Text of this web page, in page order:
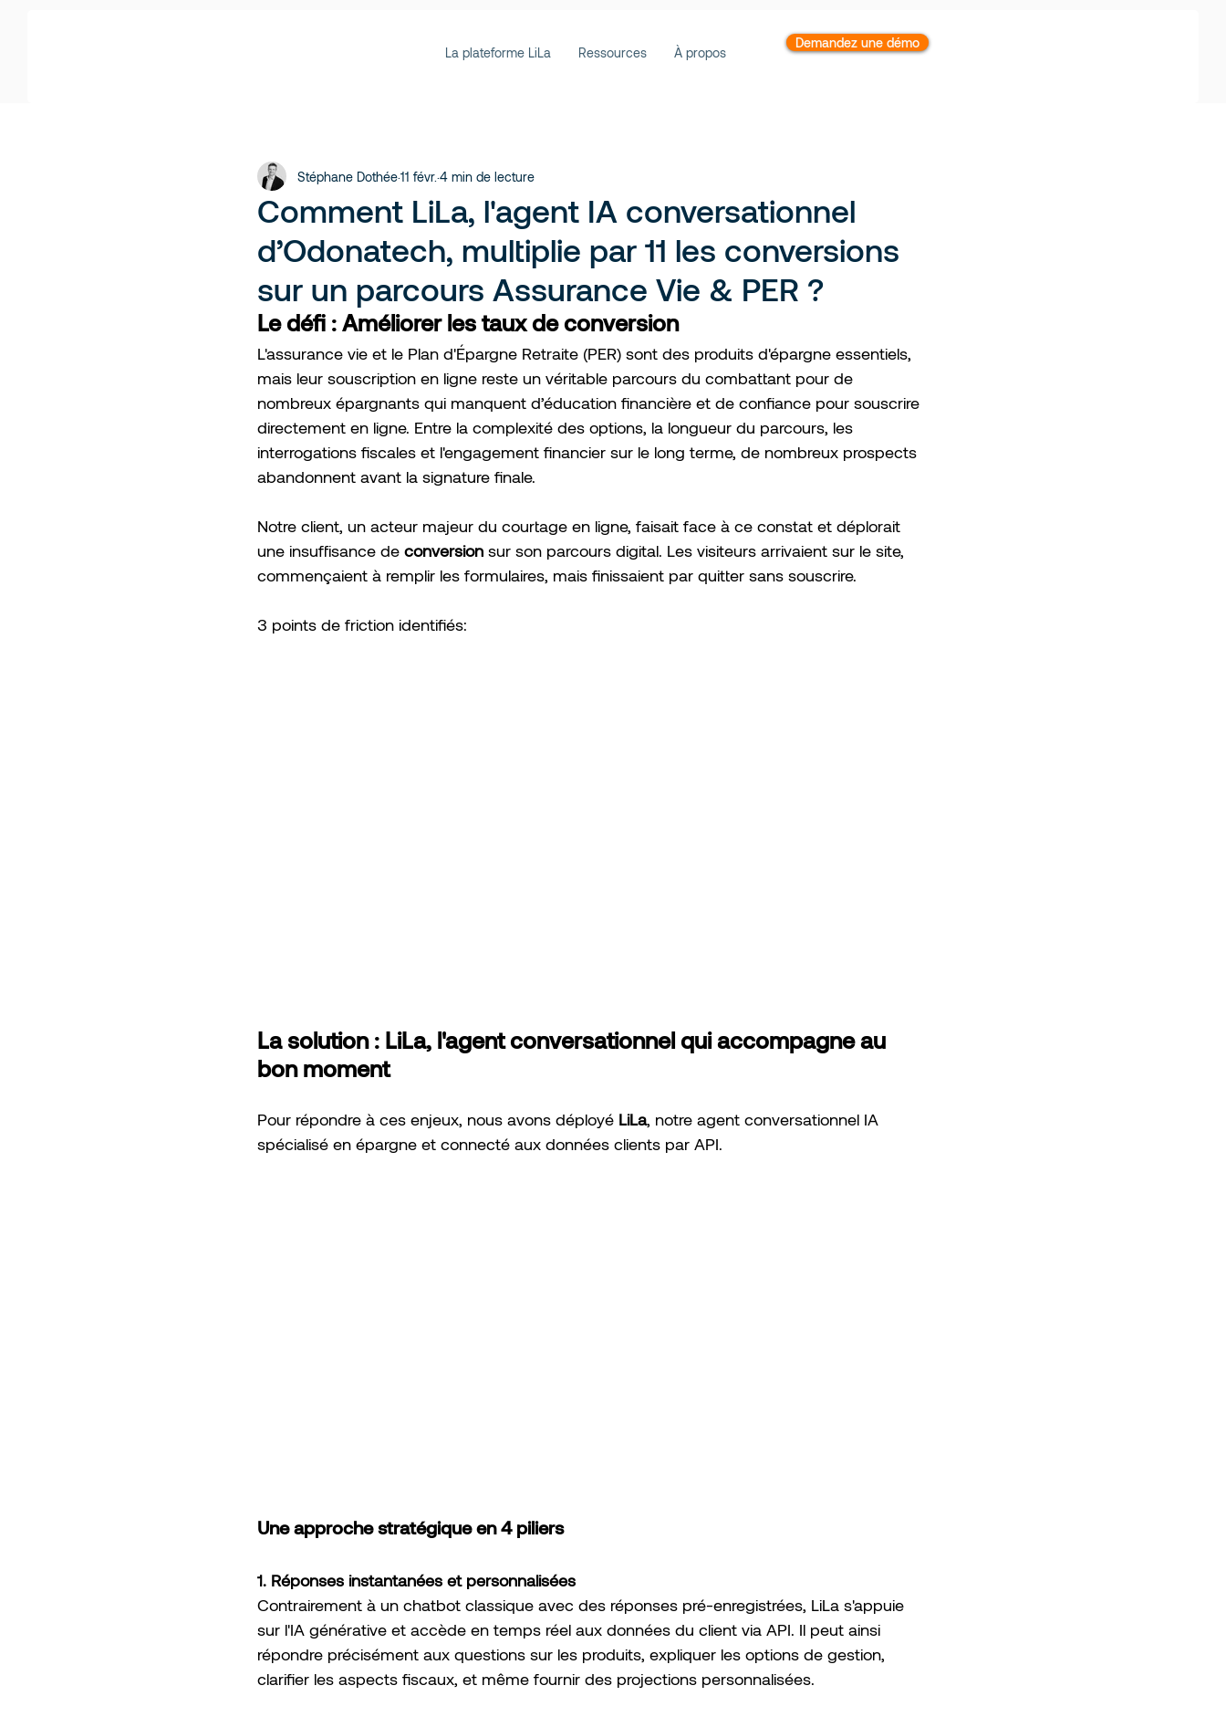
La plateforme LiLa Ressources À propos
Demandez une démo
Comment LiLa, l'agent IA conversationnel
d’Odonatech, multiplie par 11 les conversions
sur un parcours Assurance Vie & PER ?
Stéphane Dothée11 févr. 4 min de lecture
Le défi : Améliorer les taux de conversion
L'assurance vie et le Plan d'Épargne Retraite (PER) sont des produits d'épargne essentiels,
mais leur souscription en ligne reste un véritable parcours du combattant pour de
nombreux épargnants qui manquent d’éducation financière et de confiance pour souscrire
directement en ligne. Entre la complexité des options, la longueur du parcours, les
interrogations fiscales et l'engagement financier sur le long terme, de nombreux prospects
abandonnent avant la signature finale.
Notre client, un acteur majeur du courtage en ligne, faisait face à ce constat et déplorait
une insuffisance de conversion sur son parcours digital. Les visiteurs arrivaient sur le site,
commençaient à remplir les formulaires, mais finissaient par quitter sans souscrire.
3 points de friction identifiés:
La solution : LiLa, l'agent conversationnel qui accompagne au
bon moment
Pour répondre à ces enjeux, nous avons déployé LiLa, notre agent conversationnel IA
spécialisé en épargne et connecté aux données clients par API.
Une approche stratégique en 4 piliers
1. Réponses instantanées et personnalisées
Contrairement à un chatbot classique avec des réponses pré-enregistrées, LiLa s'appuie
sur l'IA générative et accède en temps réel aux données du client via API. Il peut ainsi
répondre précisément aux questions sur les produits, expliquer les options de gestion,
clarifier les aspects fiscaux, et même fournir des projections personnalisées.